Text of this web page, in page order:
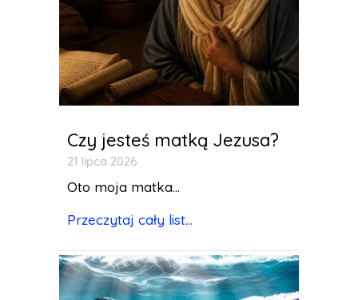
Czy jesteś matką Jezusa?
21 lipca 2026
Oto moja matka...
Przeczytaj cały list...